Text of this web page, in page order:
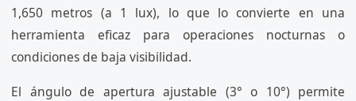
1,650 metros (a 1 lux), lo que lo convierte en una
herramienta eficaz para operaciones nocturnas o
condiciones de baja visibilidad.
El ángulo de apertura ajustable (3° o 10°) permite